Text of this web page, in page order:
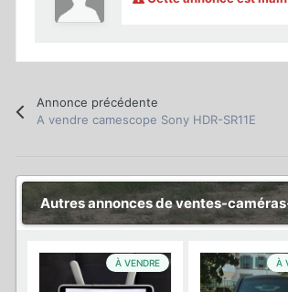
Annonce précédente
A vendre camescope Sony HDR-SR11E
Autres annonces de ventes-
À VENDRE À